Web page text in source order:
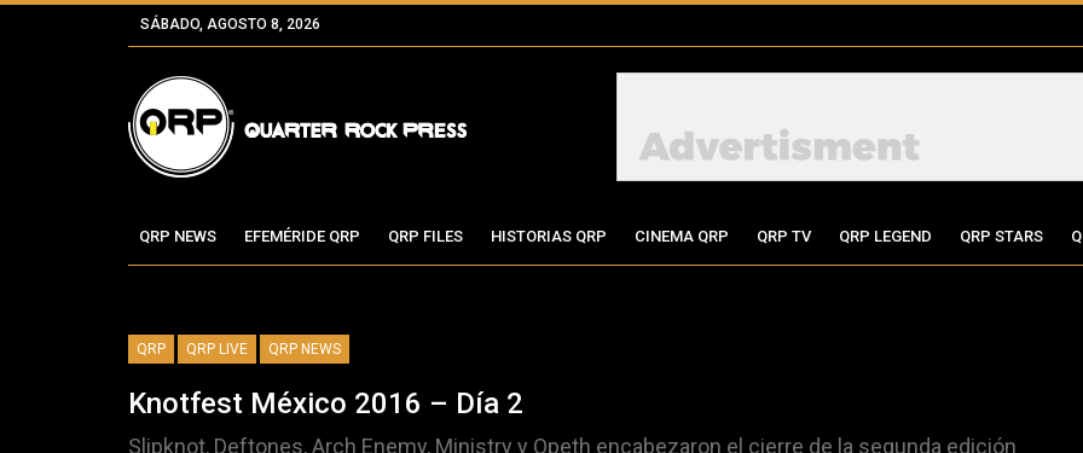
SÁBADO, AGOSTO 8, 2026
QRP NEWS EFEMÉRIDE QRP QRP FILES HISTORIAS QRP CINEMA QRP QRP TV QRP LEGEND QRP STARS
QRP QRP LIVE QRP NEWS
Knotfest México 2016 – Día 2
Slipknot, Deftones, Arch Enemy, Ministry y Opeth encabezaron el cierre de la segunda edición